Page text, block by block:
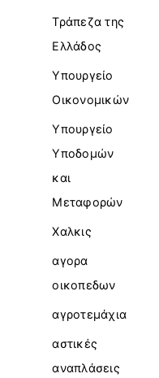
Τράπεζα της
Ελλάδος
Υπουργείο
Οικονομικών
Υπουργείο
Υποδομών
και
Μεταφορών
Χαλκις
αγορα
οικοπεδων
αγροτεμάχια
αστικές
αναπλάσεις